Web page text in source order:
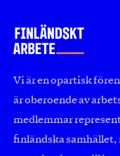
Vi är en opartisk
är oberoende av
medlemmar
finländska samhället,